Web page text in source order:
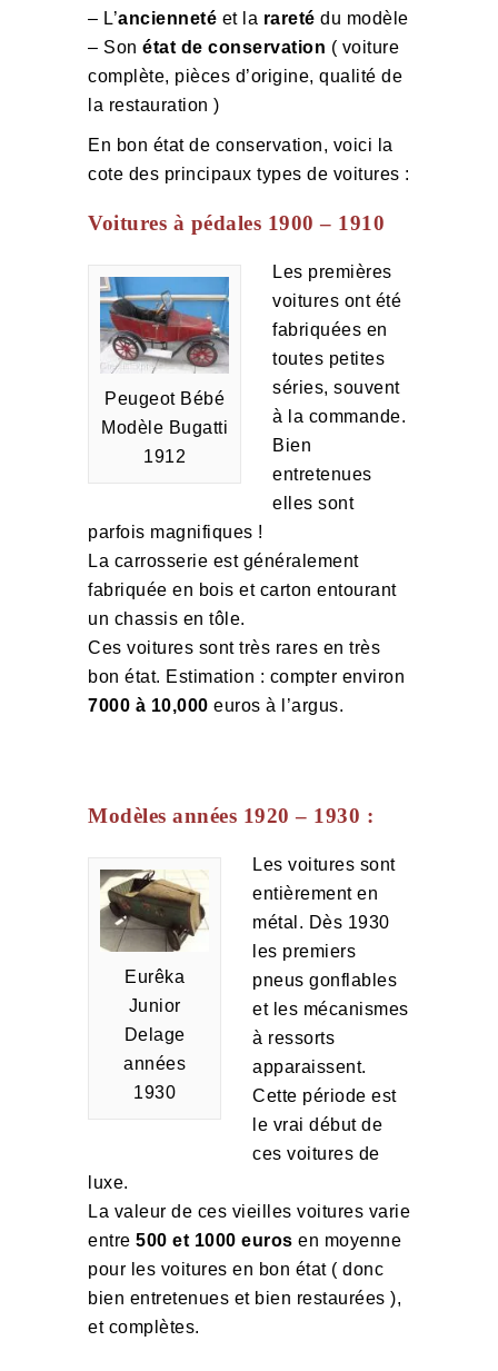
– L’ancienneté et la rareté du modèle
– Son état de conservation ( voiture
complète, pièces d’origine, qualité de
la restauration )
En bon état de conservation, voici la
cote des principaux types de voitures :
Voitures à pédales 1900 – 1910
Peugeot Bébé
Modèle Bugatti
1912
Les premières
voitures ont été
fabriquées en
toutes petites
séries, souvent
à la commande.
Bien
entretenues
elles sont
parfois magnifiques !
La carrosserie est généralement
fabriquée en bois et carton entourant
un chassis en tôle.
Ces voitures sont très rares en très
bon état. Estimation : compter environ
7000 à 10,000 euros à l’argus.
Modèles années 1920 – 1930 :
Eurêka
Junior
Delage
années
1930
Les voitures sont
entièrement en
métal. Dès 1930
les premiers
pneus gonflables
et les mécanismes
à ressorts
apparaissent.
Cette période est
le vrai début de
ces voitures de
luxe.
La valeur de ces vieilles voitures varie
entre 500 et 1000 euros en moyenne
pour les voitures en bon état ( donc
bien entretenues et bien restaurées ),
et complètes.